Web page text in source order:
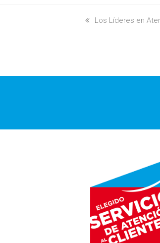
previous
Los Líderes en